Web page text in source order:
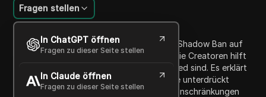
Inhaltsübersicht
Fragen stellen
In ChatGPT öffnen
Fragen zu dieser Seite stellen
In Claude öffnen
Fragen zu dieser Seite stellen
Dieses Video behandelt das Konzept des Shadow Ban auf
TikTok und stellt eine neue Funktion vor, die Creatoren hilft
zu erkennen, ob ihre Konten shadow banned sind. Es erklärt
den Stress, nicht zu wissen, ob ihre Inhalte unterdrückt
werden, und zeigt Schritte auf, um nach Einschränkungen